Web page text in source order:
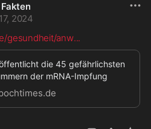
2024
gesundheit/anw...
die 45 gefährlichsten
der mRNA-Impfung